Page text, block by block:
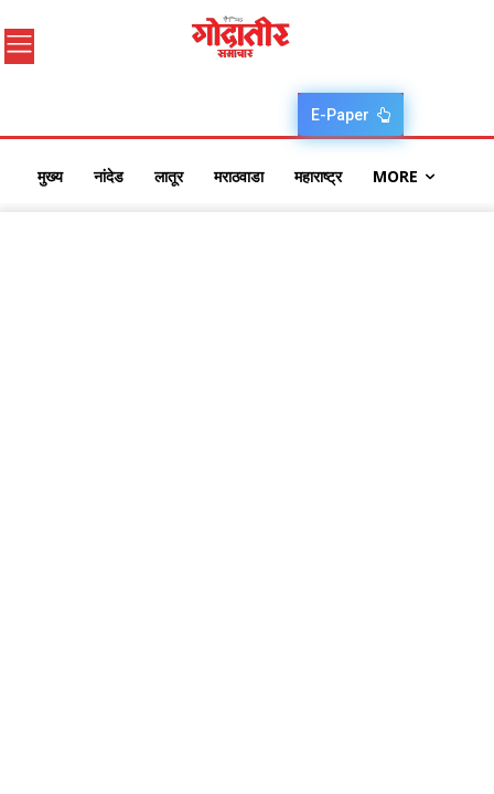
E-Paper
मुख्य नांदेड लातूर मराठवाडा महाराष्ट्र MORE